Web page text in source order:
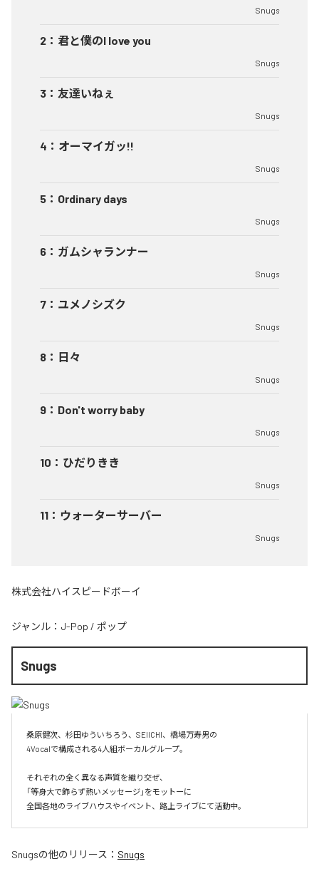
Snugs
2 ： 君と僕のI love you
Snugs
3 ： 友達いねぇ
Snugs
4 ： オーマイガッ!!
Snugs
5 ： Ordinary days
Snugs
6 ： ガムシャランナー
Snugs
7 ： ユメノシズク
Snugs
8 ： 日々
Snugs
9 ： Don't worry baby
Snugs
10 ： ひだりきき
Snugs
11 ： ウォーターサーバー
Snugs
株式会社ハイスピードボーイ
ジャンル： J-Pop / ポップ
Snugs
桑原健次、杉田ゆういちろう、SEIICHI、橋場万寿男の
4Vocalで構成される4人組ボーカルグループ。
それぞれの全く異なる声質を織り交ぜ、
「等身大で飾らず熱いメッセージ」をモットーに
全国各地のライブハウスやイベント、路上ライブにて活動中。
Snugsの他のリリース： Snugs